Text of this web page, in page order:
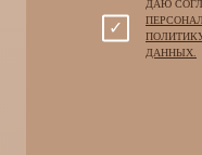
ДАЮ
ДАННЫХ.